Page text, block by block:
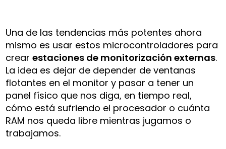
Una de las tendencias más potentes ahora
mismo es usar estos microcontroladores para
crearestaciones de monitorización externas.
La idea es dejar de depender de ventanas
flotantes en el monitor y pasar a tener un
panel físico que nos diga, en tiempo real,
cómo está sufriendo el procesador o cuánta
RAM nos queda libre mientras jugamos o
trabajamos.